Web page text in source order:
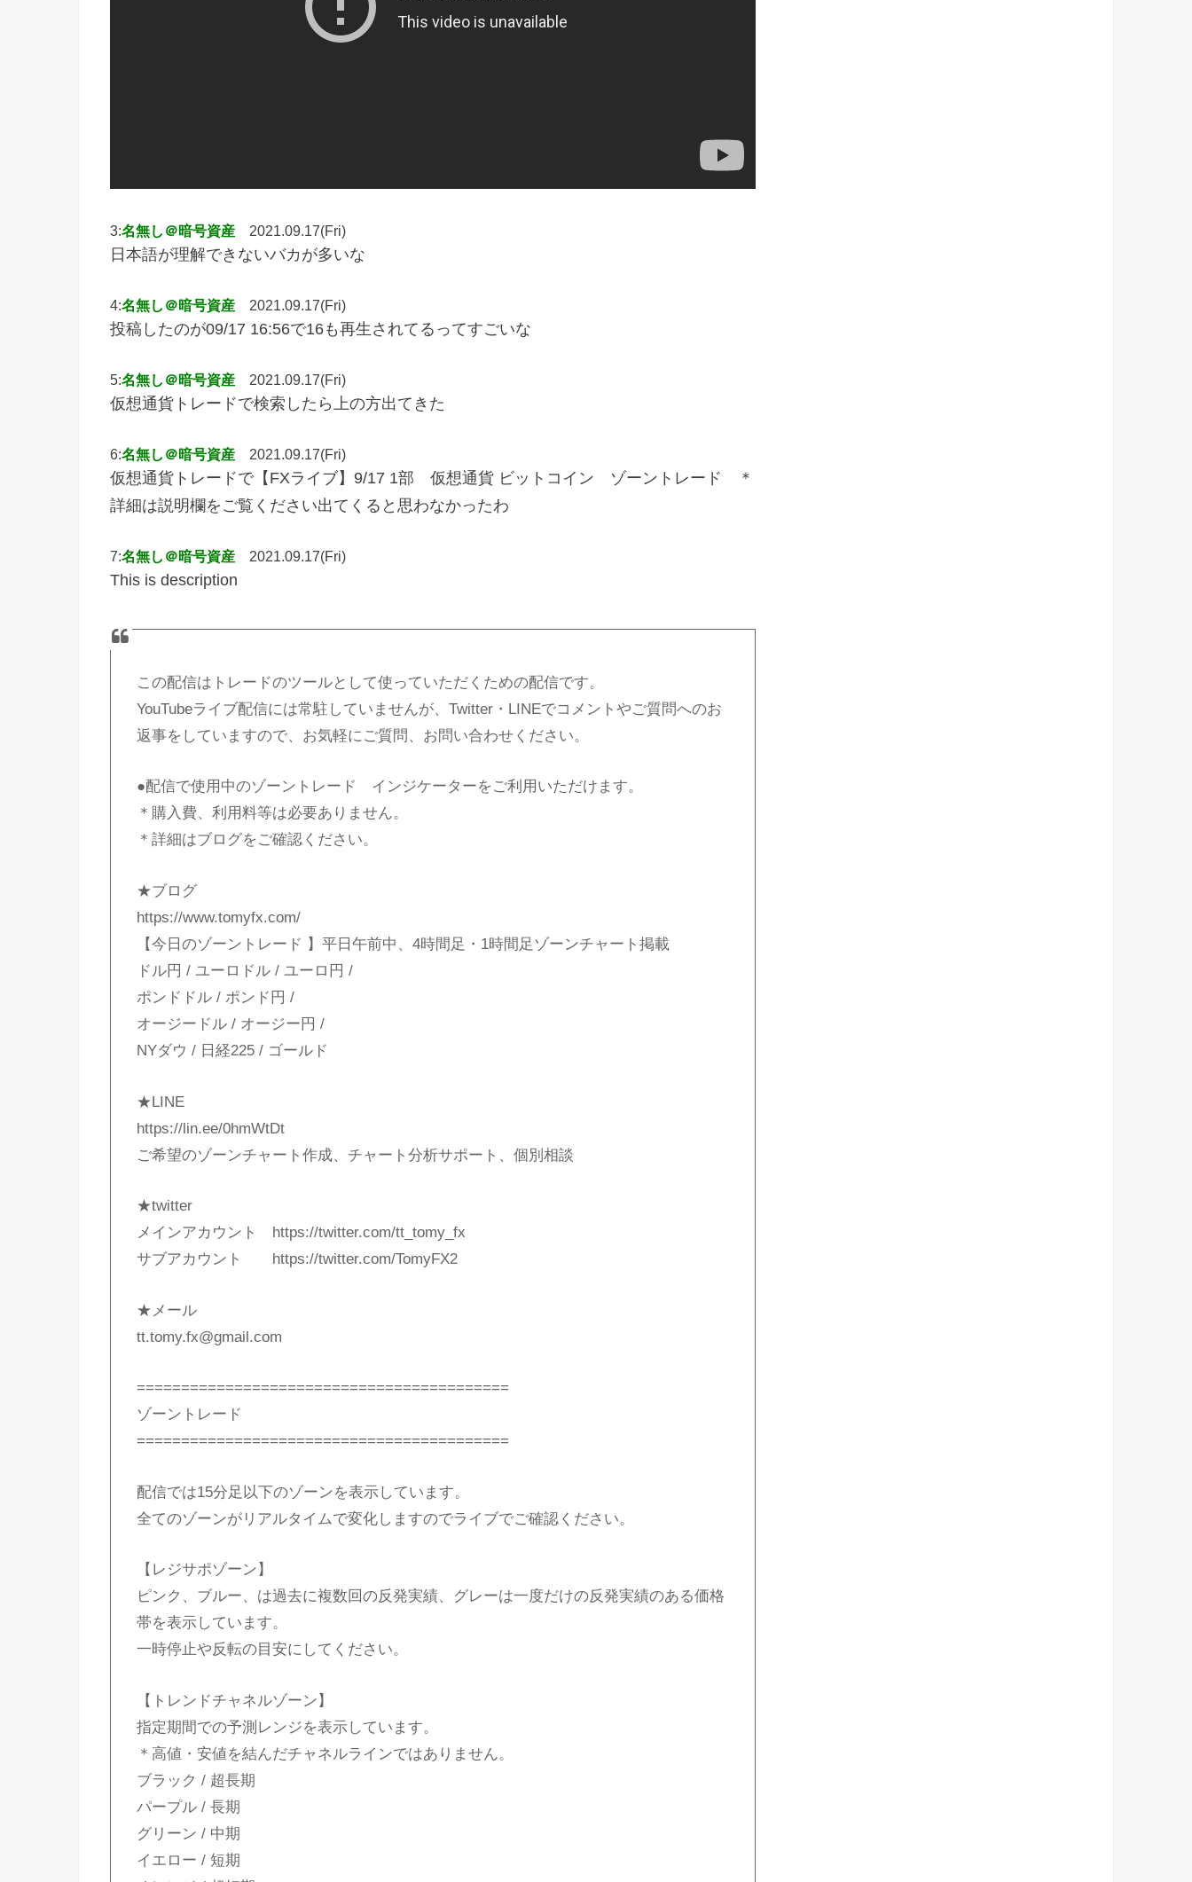
3:名無し＠暗号資産 2021.09.17(Fri)
日本語が理解できないバカが多いな
4:名無し＠暗号資産 2021.09.17(Fri)
投稿したのが09/17 16:56で16も再生されてるってすごいな
5:名無し＠暗号資産 2021.09.17(Fri)
仮想通貨トレードで検索したら上の方出てきた
6:名無し＠暗号資産 2021.09.17(Fri)
仮想通貨トレードで【FXライブ】9/17 1部 仮想通貨 ビットコイン ゾーントレード ＊
詳細は説明欄をご覧ください出てくると思わなかったわ
7:名無し＠暗号資産 2021.09.17(Fri)
This is description
この配信はトレードのツールとして使っていただくための配信です。
YouTubeライブ配信には常駐していませんが、Twitter・LINEでコメントやご質問へのお
返事をしていますので、お気軽にご質問、お問い合わせください。
●配信で使用中のゾーントレード インジケーターをご利用いただけます。
＊購入費、利用料等は必要ありません。
＊詳細はブログをご確認ください。
★ブログ
https://www.tomyfx.com/
【今日のゾーントレード 】平日午前中、4時間足・1時間足ゾーンチャート掲載
ドル円 / ユーロドル / ユーロ円 /
ポンドドル / ポンド円 /
オージードル / オージー円 /
NYダウ / 日経225 / ゴールド
★LINE
https://lin.ee/0hmWtDt
ご希望のゾーンチャート作成、チャート分析サポート、個別相談
★twitter
メインアカウント https://twitter.com/tt_tomy_fx
サブアカウント https://twitter.com/TomyFX2
★メール
tt.tomy.fx@gmail.com
==========================================
ゾーントレード
==========================================
配信では15分足以下のゾーンを表示しています。
全てのゾーンがリアルタイムで変化しますのでライブでご確認ください。
【レジサポゾーン】
ピンク、ブルー、は過去に複数回の反発実績、グレーは一度だけの反発実績のある価格
帯を表示しています。
一時停止や反転の目安にしてください。
【トレンドチャネルゾーン】
指定期間での予測レンジを表示しています。
＊高値・安値を結んだチャネルラインではありません。
ブラック / 超長期
パープル / 長期
グリーン / 中期
イエロー / 短期